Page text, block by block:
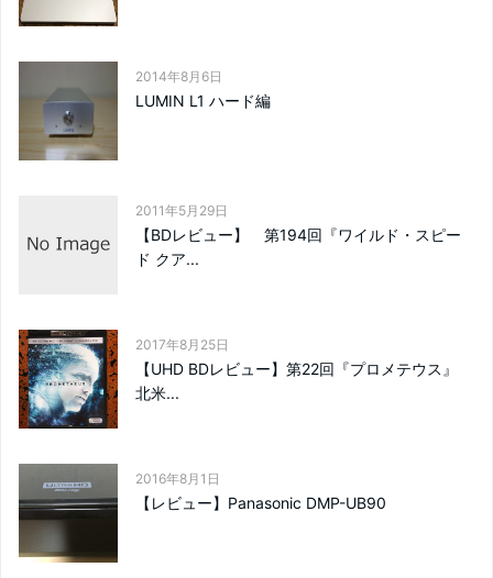
2014年8月6日
LUMIN L1 ハード編
2011年5月29日
【BDレビュー】 第194回『ワイルド・スピー
ド クア...
2017年8月25日
【UHD BDレビュー】第22回『プロメテウス』
北米...
2016年8月1日
【レビュー】Panasonic DMP-UB90